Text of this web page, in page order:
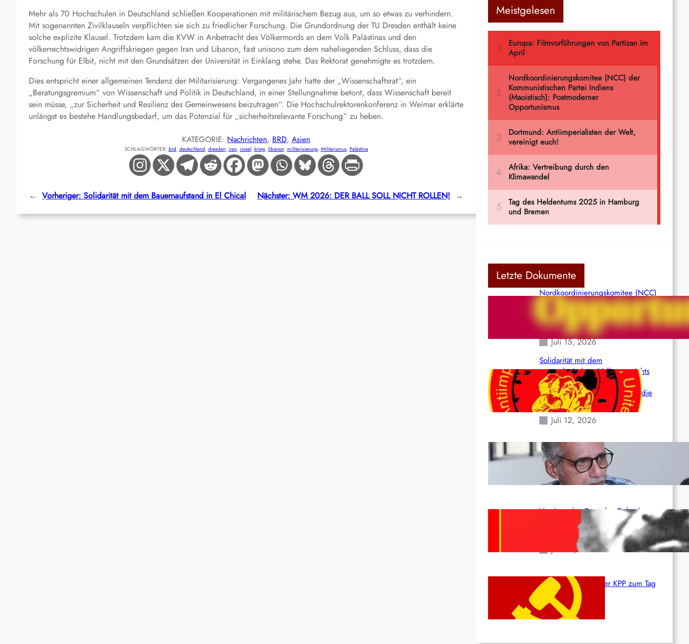
Mehr als 70 Hochschulen in Deutschland schließen Kooperationen mit militärischem Bezug aus, um so etwas zu verhindern.
Mit sogenannten Zivilklauseln verpflichten sie sich zu friedlicher Forschung. Die Grundordnung der TU Dresden enthält keine
solche explizite Klausel. Trotzdem kam die KVW in Anbetracht des Völkermords an dem Volk Palästinas und den
völkerrechtswidrigen Angriffskriegen gegen Iran und Libanon, fast unisono zum dem naheliegenden Schluss, dass die
Forschung für Elbit, nicht mit den Grundsätzen der Universität in Einklang stehe. Das Rektorat genehmigte es trotzdem.
Dies entspricht einer allgemeinen Tendenz der Militarisierung: Vergangenes Jahr hatte der „Wissenschaftsrat“, ein
„Beratungsgremium“ von Wissenschaft und Politik in Deutschland, in einer Stellungnahme betont, dass Wissenschaft bereit
sein müsse, „zur Sicherheit und Resilienz des Gemeinwesens beizutragen“. Die Hochschulrektorenkonferenz in Weimar erklärte
unlängst es bestehe Handlungsbedarf, um das Potenzial für „sicherheitsrelevante Forschung“ zu heben.
KATEGORIE: Nachrichten, BRD, Asien
SCHLAGWÖRTER: brd, deutschland, dresden, iran, israel, krieg, libanon, militarisierung, Militarismus, Palästina
← Vorheriger: Solidarität mit dem Bauernaufstand in El Chical Nächster: WM 2026: DER BALL SOLL NICHT ROLLEN! →
Meistgelesen
Letzte Dokumente
Nordkoordinierungskomitee (NCC)
der Kommunistischen Partei Indiens
(Maoistisch): Postmoderner
Opportunismus
Juli 15, 2026
Solidarität mit dem
venezolanischem Volk angesichts
der verlorenen Leben und der
katastrophalen Situation durch die
Erdbeben des 24. Juni!
Juli 12, 2026
Indien: „Die Politik der
Kapitulation“ von K. Murali (Ajith)
Juli 1, 2026
Vorsitzender Gonzalo: Gebt das
Leben für die Partei und die
Juni 19, 2026
Beschluss des ZK der KPP zum Tag
des Heldentums
Juni 19, 2026